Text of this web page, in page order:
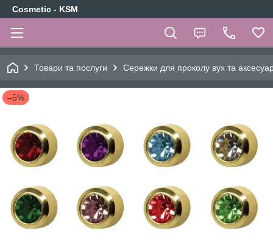
Cosmetic - KSM
Товари та послуги Сережки для проколу вух та
–5%